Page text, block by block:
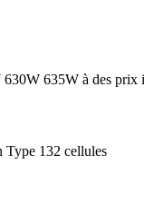
635W à des prix
Type 132 cellules